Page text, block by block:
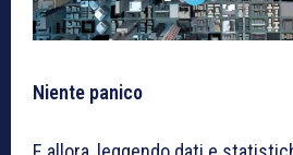
Niente panico